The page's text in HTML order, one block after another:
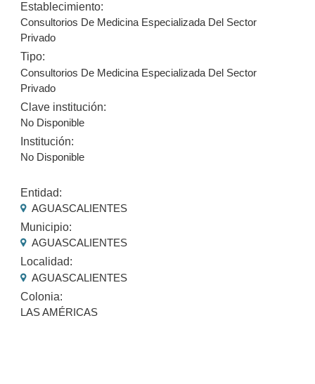
Establecimiento:
Consultorios De Medicina Especializada Del Sector
Privado
Tipo:
Consultorios De Medicina Especializada Del Sector
Privado
Clave institución:
No Disponible
Institución:
No Disponible
Entidad:
AGUASCALIENTES
Municipio:
AGUASCALIENTES
Localidad:
AGUASCALIENTES
Colonia:
LAS AMÉRICAS